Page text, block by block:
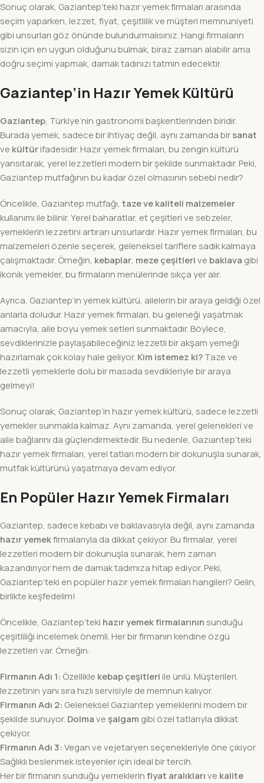
Sonuç olarak, Gaziantep’teki hazır yemek firmaları arasında
seçim yaparken, lezzet, fiyat, çeşitlilik ve müşteri memnuniyeti
gibi unsurları göz önünde bulundurmalısınız. Hangi firmaların
sizin için en uygun olduğunu bulmak, biraz zaman alabilir ama
doğru seçimi yapmak, damak tadınızı tatmin edecektir.
Gaziantep’in Hazır Yemek Kültürü
Gaziantep, Türkiye’nin gastronomi başkentlerinden biridir.
Burada yemek, sadece bir ihtiyaç değil, aynı zamanda birsanat
ve kültürifadesidir. Hazır yemek firmaları, bu zengin kültürü
yansıtarak, yerel lezzetleri modern bir şekilde sunmaktadır. Peki,
Gaziantep mutfağının bu kadar özel olmasının sebebi nedir?
Öncelikle, Gaziantep mutfağı, taze ve kaliteli malzemeler
kullanımı ile bilinir. Yerel baharatlar, et çeşitleri ve sebzeler,
yemeklerin lezzetini artıran unsurlardır. Hazır yemek firmaları, bu
malzemeleri özenle seçerek, geleneksel tariflere sadık kalmaya
çalışmaktadır. Örneğin, kebaplar, meze çeşitlerive baklava gibi
ikonik yemekler, bu firmaların menülerinde sıkça yer alır.
Ayrıca, Gaziantep’in yemek kültürü, ailelerin bir araya geldiği özel
anlarla doludur. Hazır yemek firmaları, bu geleneği yaşatmak
amacıyla, aile boyu yemek setleri sunmaktadır. Böylece,
sevdiklerinizle paylaşabileceğiniz lezzetli bir akşam yemeği
hazırlamak çok kolay hale geliyor. Kim istemez ki?Taze ve
lezzetli yemeklerle dolu bir masada sevdikleriyle bir araya
gelmeyi!
Sonuç olarak, Gaziantep’in hazır yemek kültürü, sadece lezzetli
yemekler sunmakla kalmaz. Aynı zamanda, yerel gelenekleri ve
aile bağlarını da güçlendirmektedir. Bu nedenle, Gaziantep’teki
hazır yemek firmaları, yerel tatları modern bir dokunuşla sunarak,
mutfak kültürünü yaşatmaya devam ediyor.
En Popüler Hazır Yemek Firmaları
Gaziantep, sadece kebabı ve baklavasıyla değil, aynı zamanda
hazır yemekfirmalarıyla da dikkat çekiyor. Bu firmalar, yerel
lezzetleri modern bir dokunuşla sunarak, hem zaman
kazandırıyor hem de damak tadımıza hitap ediyor. Peki,
Gaziantep’teki en popüler hazır yemek firmaları hangileri? Gelin,
birlikte keşfedelim!
Öncelikle, Gaziantep’teki hazır yemek firmalarının sunduğu
çeşitliliği incelemek önemli. Her bir firmanın kendine özgü
lezzetleri var. Örneğin:
Firmanın Adı 1: Özellikle kebap çeşitleri ile ünlü. Müşterileri,
lezzetinin yanı sıra hızlı servisiyle de memnun kalıyor.
Firmanın Adı 2: Geleneksel Gaziantep yemeklerini modern bir
şekilde sunuyor. Dolmave şalgam gibi özel tatlarıyla dikkat
çekiyor.
Firmanın Adı 3:Vegan ve vejetaryen seçenekleriyle öne çıkıyor.
Sağlıklı beslenmek isteyenler için ideal bir tercih.
Her bir firmanın sunduğu yemeklerinfiyat aralıklarıve kalite